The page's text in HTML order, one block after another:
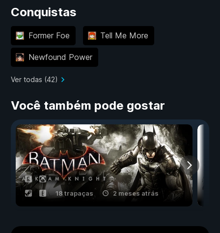
Conquistas
Former Foe Tell Me More
Newfound Power
Ver todas (42)
Você também pode gostar
18 trapaças 2 meses atrás